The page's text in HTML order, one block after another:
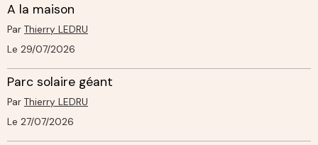
A la maison
Par Thierry LEDRU
Le 29/07/2026
Parc solaire géant
Par Thierry LEDRU
Le 27/07/2026